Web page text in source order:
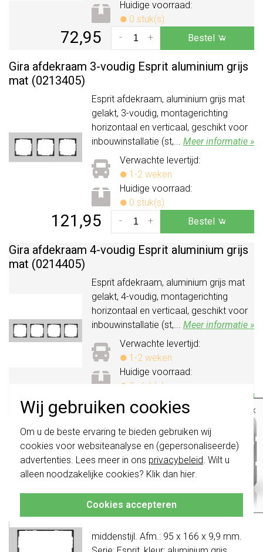
Wij gebruiken cookies
Om u de beste ervaring te bieden gebruiken wij
cookies voor websiteanalyse en (gepersonaliseerde)
advertenties. Lees meer in ons privacybeleid . Wilt u
alleen noodzakelijke cookies? Klik dan hier
Cookies accepteren
Huidige voorraad:
0 stuk(s)
72,95 +
- Bestel
Gira afdekraam 3-voudig Esprit aluminium grijs
mat (0213405)
Esprit afdekraam, aluminium grijs mat
gelakt, 3-voudig, montagerichting
horizontaal en verticaal, geschikt voor
inbouwinstallatie (st,... Meer informatie »
Verwachte levertijd:
1-2 weken
Huidige voorraad:
0 stuk(s)
121,95 +
- Bestel
Gira afdekraam 4-voudig Esprit aluminium grijs
mat (0214405)
Esprit afdekraam, aluminium grijs mat
gelakt, 4-voudig, montagerichting
horizontaal en verticaal, geschikt voor
inbouwinstallatie (st,... Meer informatie »
Verwachte levertijd:
1-2 weken
Huidige voorraad:
0 stuk(s)
167,95 +
- Bestel
Gira afdekraam 2-voudig zonder middenstijl
Esprit aluminium grijs mat (1002405)
Tweevoudig afdekraam zonder
middenstijl, speciale uitvoering. Niet
geschikt om twee losse componenten
in te plaatsen, gebruik daarvoor een
middenstijl. Afm.: 95 x 166 x 9,9 mm.
×
schakelwippen zijn vernieuwd. Ze zijn
niette combineren met de schakelaars
van vóór augustus 2024.
Klik hiervoor meer informatie, zodat je